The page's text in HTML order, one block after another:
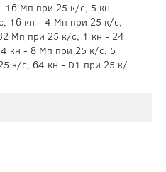
16 Мп при 25 к/с, 5 кн -
16 кн - 4 Мп при 25 к/с,
Мп при 25 к/с, 1 кн - 24
кн - 8 Мп при 25 к/с, 5
к/с, 64 кн - D1 при 25 к/